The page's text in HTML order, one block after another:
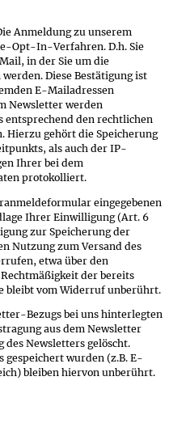
Anmeldung zu unserem
Opt-In-Verfahren. D.h. Sie
in der Sie um die
Diese Bestätigung ist
E-Mailadressen
Newsletter werden
den rechtlichen
Hierzu gehört die Speicherung
als auch der IP-
Ihrer bei dem
protokolliert.
eingegebenen
Ihrer Einwilligung (Art. 6
zur Speicherung der
Nutzung zum Versand des
etwa über den
der bereits
bleibt vom Widerruf unberührt.
Bezugs bei uns hinterlegten
aus dem Newsletter
des Newsletters gelöscht.
gespeichert wurden (z.B. E-
bleiben hiervon unberührt.